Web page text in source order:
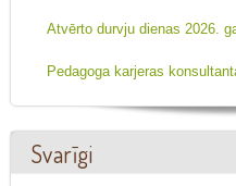
Atvērto durvju dienas 2026.
Pedagoga karjeras
Svarīgi